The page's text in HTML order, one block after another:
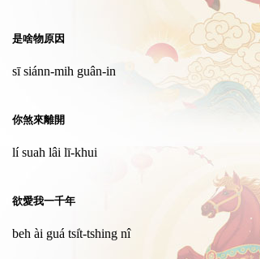
是啥物原因
sī siánn-mih guân-in
你煞來離開
lí suah lâi lī-khui
欲愛我一千年
beh ài guá tsi̍t-tshing nî